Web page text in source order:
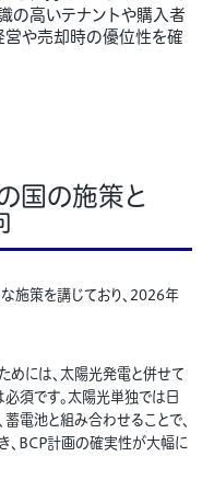
の高いテナントや購入者
営や売却時の優位性を確
国の施策と
施策を講じており、2026年
めには、太陽光発電と併せて
須です。太陽光単独では日
電池と組み合わせることで、
、BCP計画の確実性が大幅に